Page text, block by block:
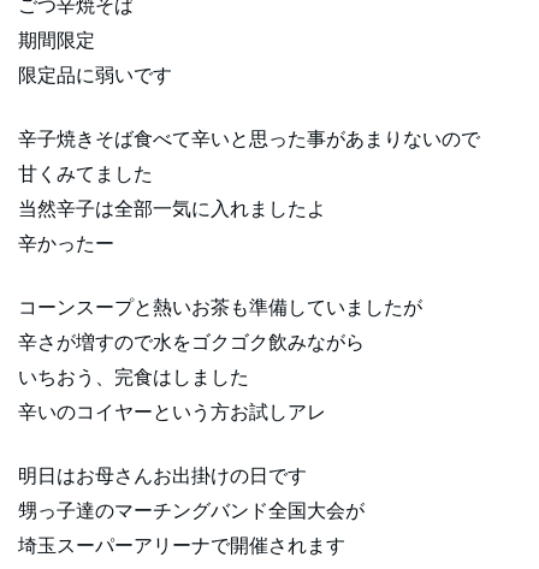
ごつ辛焼そば
期間限定
限定品に弱いです
辛子焼きそば食べて辛いと思った事があまりないので
甘くみてました
当然辛子は全部一気に入れましたよ
辛かったー
コーンスープと熱いお茶も準備していましたが
辛さが増すので水をゴクゴク飲みながら
いちおう、完食はしました
辛いのコイヤーという方お試しアレ
明日はお母さんお出掛けの日です
甥っ子達のマーチングバンド全国大会が
埼玉スーパーアリーナで開催されます